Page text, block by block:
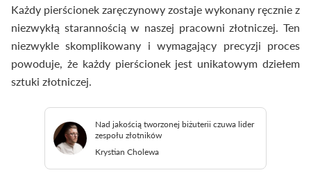
Każdy pierścionek zaręczynowy zostaje wykonany ręcznie z
niezwykłą starannością w naszej pracowni złotniczej. Ten
niezwykle skomplikowany i wymagający precyzji proces
powoduje, że każdy pierścionek jest unikatowym dziełem
sztuki złotniczej.
Nad jakością tworzonej biżuterii czuwa lider
zespołu złotników
Krystian Cholewa